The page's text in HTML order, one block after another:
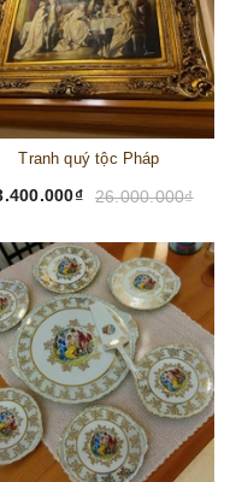
Tranh quý tộc Pháp
26.000.000₫